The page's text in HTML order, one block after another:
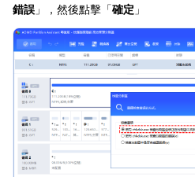
錯誤 」，然後點擊「確定 」